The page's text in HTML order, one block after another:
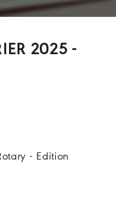
2025 -
- Edition